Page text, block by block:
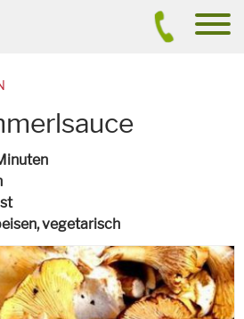
vegetarisch